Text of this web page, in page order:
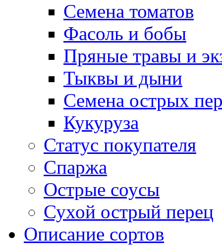
Семена томатов
Фасоль и бобы
Пряные травы и
Тыквы и дыни
Семена острых
Кукуруза
Статус покупателя
Спаржа
Острые соусы
Сухой острый перец
Описание сортов